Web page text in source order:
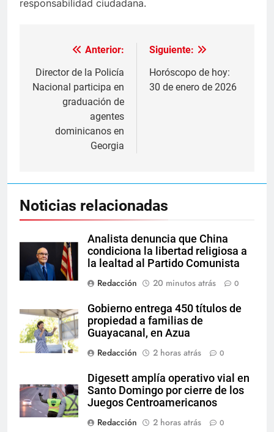
responsabilidad ciudadana.
Navegación
de
entradas
Anterior:
Director de la Policía
Nacional participa en
graduación de
agentes
dominicanos en
Georgia
Siguiente:
Horóscopo de hoy:
30 de enero de 2026
Noticias relacionadas
Analista denuncia que China
condiciona la libertad religiosa a
la lealtad al Partido Comunista
Redacción
20 minutos atrás 0
Gobierno entrega 450 títulos de
propiedad a familias de
Guayacanal, en Azua
Redacción
2 horas atrás 0
Digesett amplía operativo vial en
Santo Domingo por cierre de los
Juegos Centroamericanos
Redacción
2 horas atrás 0